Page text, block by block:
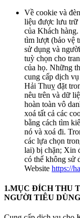
Về cookie và
liệu được lưu trữ
của Khách
tìm lượt (bảo vệ
sử dụng và
tuỳ chọn cho
của họ. Những
cung cấp dịch
Hải Thuỵ đặt
nêu trên và dữ
hoàn toàn vô
xoá tất cả các
bằng cách tìm
nó và xoá đi.
các lựa chọn
lai) bị chặn; Xin
có thể không sử
Website https://
1.MỤC ĐÍCH THU
NGƯỜI TIÊU DÙNG